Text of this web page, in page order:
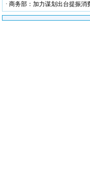
· 商务部：加力谋划出台提振消